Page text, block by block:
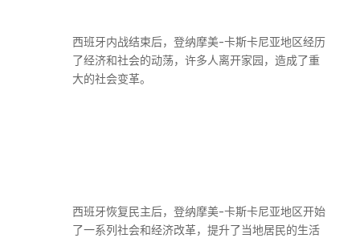
西班牙内战结束后，登纳摩美-卡斯卡尼亚地区经历
了经济和社会的动荡，许多人离开家园，造成了重
大的社会变革。
西班牙恢复民主后，登纳摩美-卡斯卡尼亚地区开始
了一系列社会和经济改革，提升了当地居民的生活